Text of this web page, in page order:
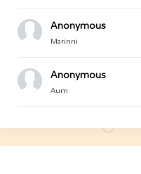
Anonymous
Marinni
Anonymous
Aum